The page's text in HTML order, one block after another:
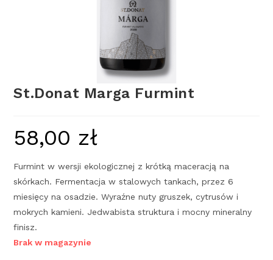
St.Donat Marga Furmint
58,00 zł
Furmint w wersji ekologicznej z krótką maceracją na
skórkach. Fermentacja w stalowych tankach, przez 6
miesięcy na osadzie. Wyraźne nuty gruszek, cytrusów i
mokrych kamieni. Jedwabista struktura i mocny mineralny
finisz.
Brak w magazynie